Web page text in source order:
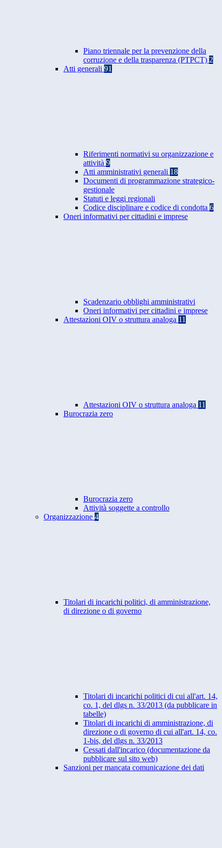
Piano triennale per la prevenzione della
corruzione e della trasparenza (PTPCT) 2
Atti generali 91
Riferimenti normativi su organizzazione e
attività 9
Atti amministrativi generali 18
Documenti di programmazione strategico-
gestionale
Statuti e leggi regionali
Codice disciplinare e codice di condotta 6
Oneri informativi per cittadini e imprese
Scadenzario obblighi amministrativi
Oneri informativi per cittadini e imprese
Attestazioni OIV o struttura analoga 11
Attestazioni OIV o struttura analoga 11
Burocrazia zero
Burocrazia zero
Attività soggette a controllo
Organizzazione 4
Titolari di incarichi politici, di amministrazione,
di direzione o di governo
Titolari di incarichi politici di cui all'art. 14,
co. 1, del dlgs n. 33/2013 (da pubblicare in
tabelle)
Titolari di incarichi di amministrazione, di
direzione o di governo di cui all'art. 14, co.
1-bis, del dlgs n. 33/2013
Cessati dall'incarico (documentazione da
pubblicare sul sito web)
Sanzioni per mancata comunicazione dei dati